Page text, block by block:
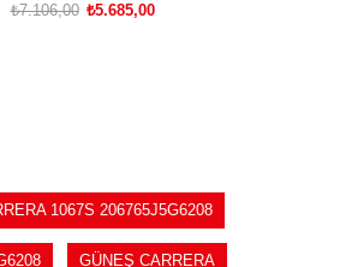
₺5.685,00
₺7.106,00
1067S 206765J5G6208
GÜNEŞ CARRERA